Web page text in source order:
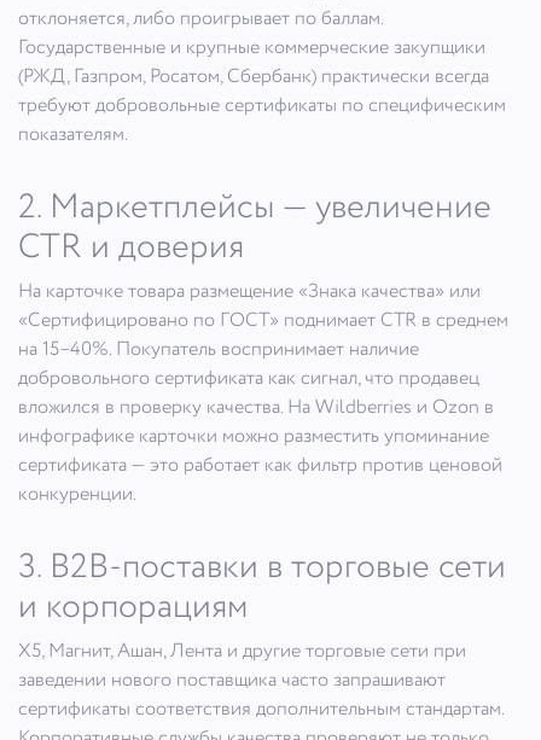
отклоняется, либо проигрывает по баллам.
Государственные и крупные коммерческие закупщики
(РЖД, Газпром, Росатом, Сбербанк) практически всегда
требуют добровольные сертификаты по специфическим
показателям.
2. Маркетплейсы — увеличение
CTR и доверия
На карточке товара размещение «Знака качества» или
«Сертифицировано по ГОСТ» поднимает CTR в среднем
на 15–40%. Покупатель воспринимает наличие
добровольного сертификата как сигнал, что продавец
вложился в проверку качества. На Wildberries и Ozon в
инфографике карточки можно разместить упоминание
сертификата — это работает как фильтр против ценовой
конкуренции.
3. B2B-поставки в торговые сети
и корпорациям
Х5, Магнит, Ашан, Лента и другие торговые сети при
заведении нового поставщика часто запрашивают
сертификаты соответствия дополнительным стандартам.